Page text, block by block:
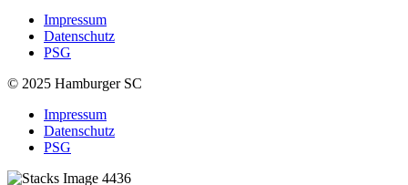
Impressum
Datenschutz
PSG
© 2025 Hamburger SC
Impressum
Datenschutz
PSG